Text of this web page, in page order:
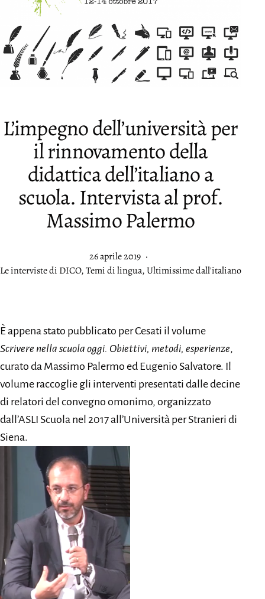
L’impegno dell’università per
il rinnovamento della
didattica dell’italiano a
scuola. Intervista al prof.
Massimo Palermo
Pubblicato
26 aprile 2019
Categorie:
Le interviste di DICO,Temi di lingua,Ultimissime dall'italiano
È appena stato pubblicato per Cesati il volume
Scrivere nella scuola oggi. Obiettivi, metodi, esperienze,
curato da Massimo Palermo ed Eugenio Salvatore. Il
volume raccoglie gli interventi presentati dalle decine
di relatori del convegno omonimo, organizzato
dall’ASLI Scuola nel 2017 all’Università per Stranieri di
Siena.